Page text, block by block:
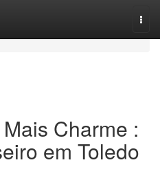
Charme :
em Toledo